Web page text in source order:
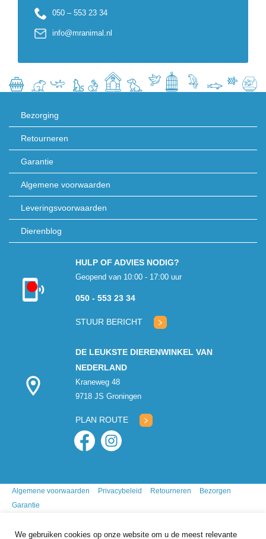
We gebruiken cookies op onze website om u de meest relevante
050 – 553 23 34
info@mranimal.nl
Bezorging
Retourneren
Garantie
Algemene voorwaarden
Leveringsvoorwaarden
Dierenblog
Kon niet
verbinden met
HULP OF ADVIES NODIG?
Geopend van 10:00 - 17:00 uur
050 - 553 23 34
STUUR BERICHT
DE LEUKSTE DIERENWINKEL VAN
NEDERLAND
Kraneweg 48
9718 JS Groningen
PLAN ROUTE
Algemene voorwaarden Privacybeleid Retourneren
Bezorgen
Garantie